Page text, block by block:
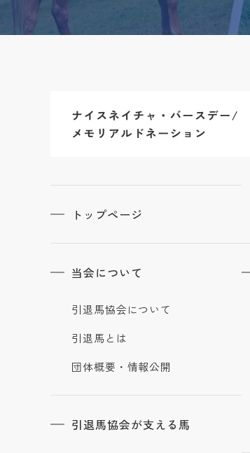
トップページ
当会について
引退馬協会について
引退馬とは
団体概要・情報公開
引退馬協会が支える馬